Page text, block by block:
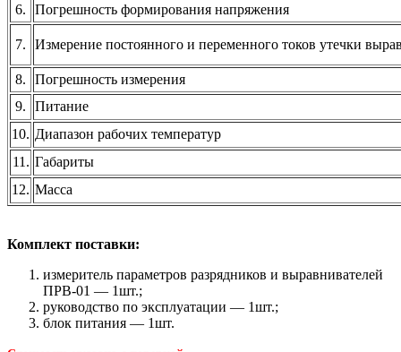
6. Погрешность формирования напряжения
7. Измерение постоянного и переменного токов утечки
8.
Погрешность измерения
9.
Питание
10. Диапазон рабочих температур
11. Габариты
12. Масса
Комплект поставки:
измеритель параметров разрядников и выравнивателей
ПРВ-01 — 1шт.;
руководство по эксплуатации — 1шт.;
блок питания — 1шт.